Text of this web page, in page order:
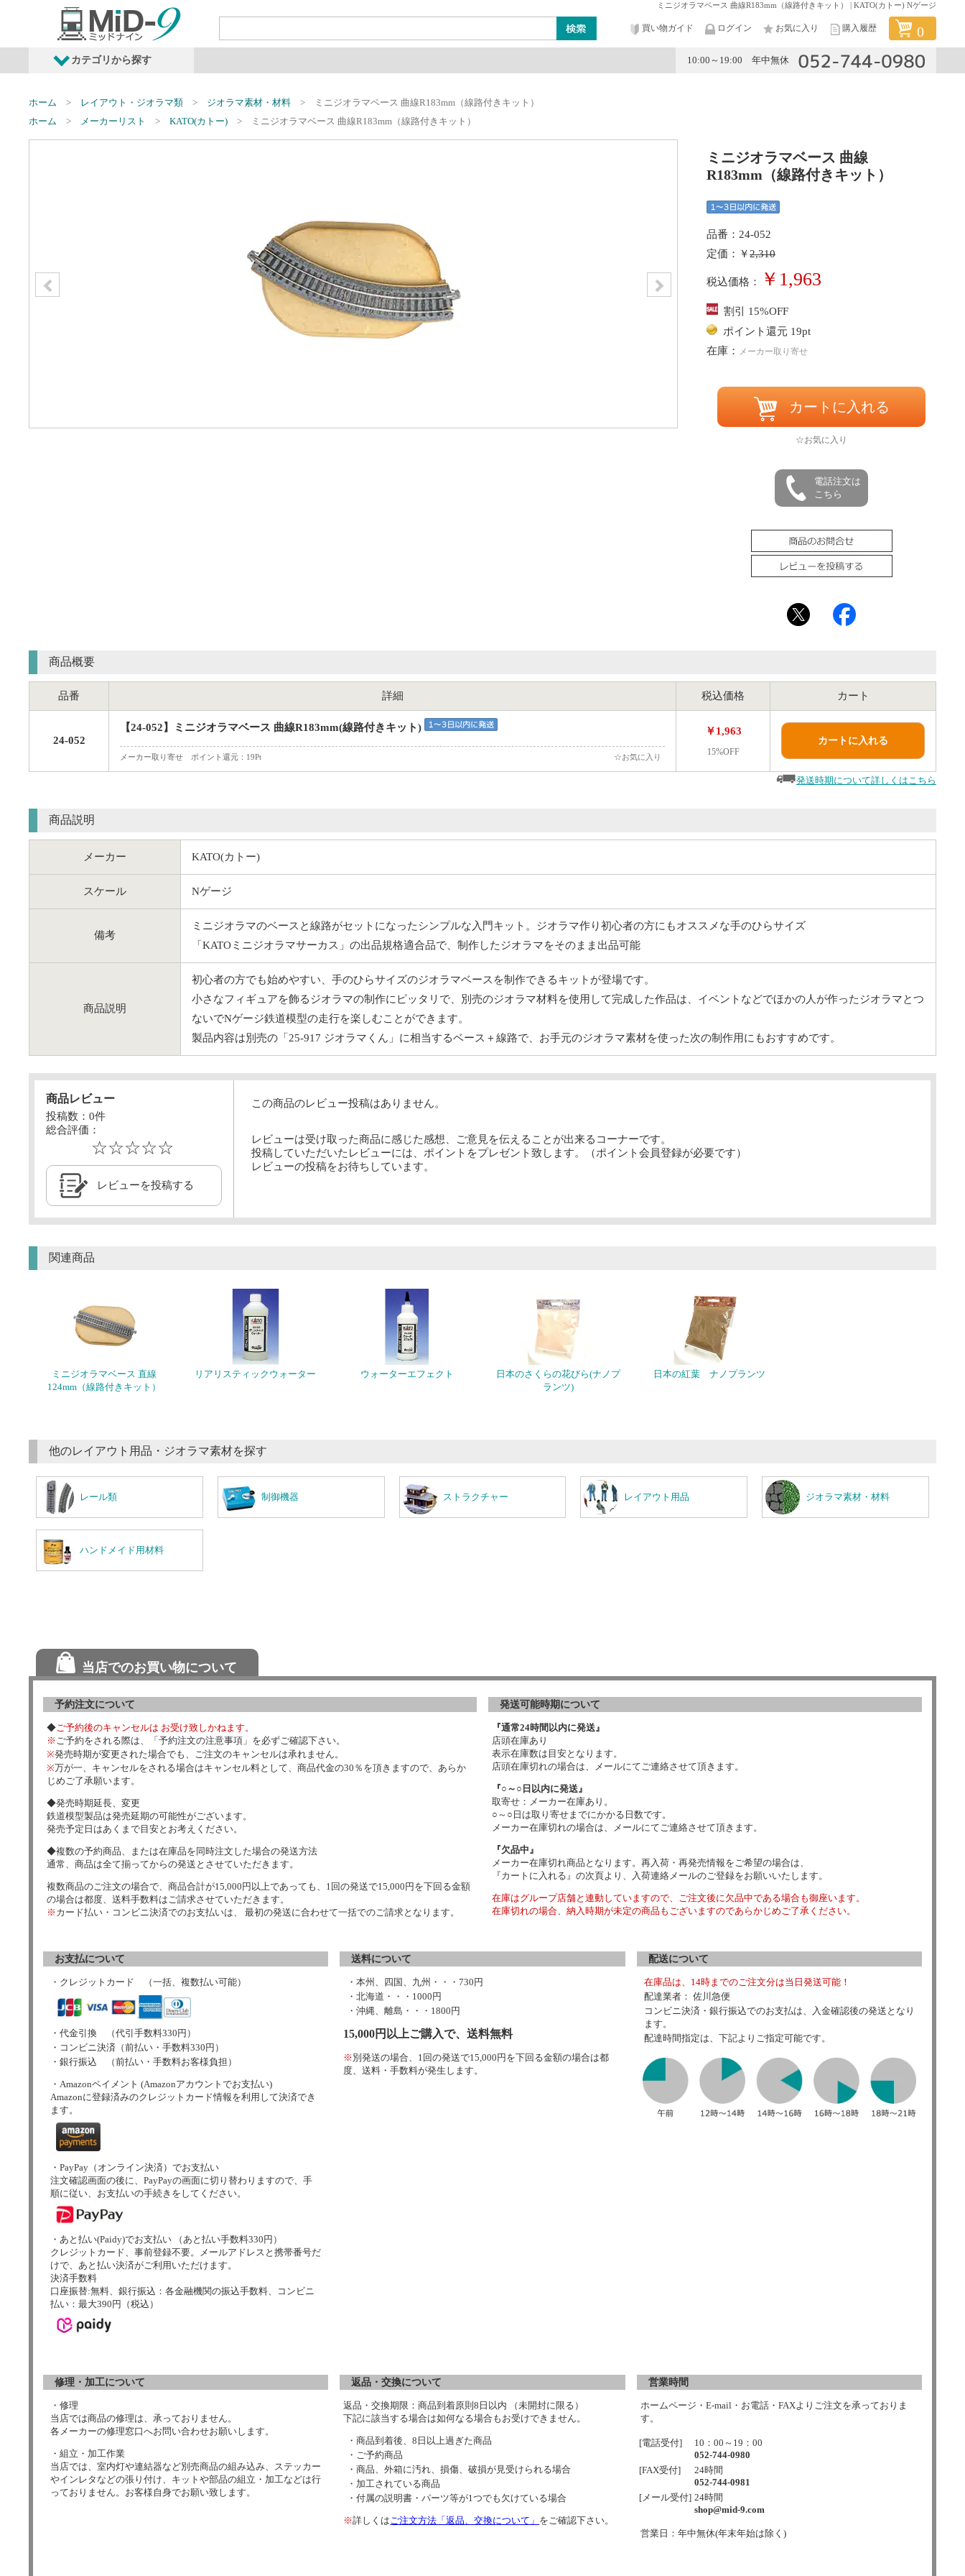
ミニジオラマベース 曲線R183mm（線路付きキット） | KATO(カトー) Nゲージ
買い物ガイド ログイン お気に入り 購入履歴 0
カテゴリから探す 10:00～19:00 年中無休
発売予定商品 鉄道車両・オプション レイアウト・ジオラマ類 工具・塗料・その他
ホーム レイアウト・ジオラマ類 ジオラマ素材・材料
ミニジオラマベース 曲線R183mm（線路付きキット）
ホーム
メーカーリスト KATO(カトー) ミニジオラマベース 曲線R183mm（線路付きキット）
ミニジオラマベース 曲線
R183mm（線路付きキット）
品番：24-052
定価：￥2,310
税込価格： ￥1,963
割引 15%OFF
ポイント還元 19pt
在庫： メーカー取り寄せ
カートに入れる
☆お気に入り
電話注文は
こちら
商品概要
品番 詳細 税込価格 カート
24-052
【24-052】ミニジオラマベース 曲線R183mm(線路付きキット)
メーカー取り寄せ ポイント還元：19Pt ☆お気に入り
￥1,963
15%OFF
カートに入れる
発送時期について詳しくはこちら
商品説明
メーカー KATO(カトー)
スケール Nゲージ
備考
ミニジオラマのベースと線路がセットになったシンプルな入門キット。ジオラマ作り初心者の方にもオススメな手のひらサイズ
「KATOミニジオラマサーカス」の出品規格適合品で、制作したジオラマをそのまま出品可能
商品説明
初心者の方でも始めやすい、手のひらサイズのジオラマベースを制作できるキットが登場です。
小さなフィギュアを飾るジオラマの制作にピッタリで、別売のジオラマ材料を使用して完成した作品は、イベントなどでほかの人が作ったジオラマとつ
ないでNゲージ鉄道模型の走行を楽しむことができます。
製品内容は別売の「25-917 ジオラマくん」に相当するベース＋線路で、お手元のジオラマ素材を使った次の制作用にもおすすめです。
商品レビュー
投稿数： 0件
総合評価：
☆☆☆☆☆
レビューを投稿する
この商品のレビュー投稿はありません。
レビューは受け取った商品に感じた感想、ご意見を伝えることが出来るコーナーです。
投稿していただいたレビューには、ポイントをプレゼント致します。（ポイント会員登録が必要です）
レビューの投稿をお待ちしています。
関連商品
ミニジオラマベース 直線
124mm（線路付きキット）
リアリスティックウォーター ウォーターエフェクト
日本のさくらの花びら(ナノプ
ランツ)
日本の紅葉 ナノプランツ
他のレイアウト用品・ジオラマ素材を探す
レール類 制御機器 ストラクチャー レイアウト用品 ジオラマ素材・材料
ハンドメイド用材料
当店でのお買い物について
予約注文について
◆ご予約後のキャンセルは お受け致しかねます。
※ ご予約をされる際は、「予約注文の注意事項」を必ずご確認下さい。
※発売時期が変更された場合でも、ご注文のキャンセルは承れません。
※万が一、キャンセルをされる場合はキャンセル料として、商品代金の30％を頂きますので、あらか
じめご了承願います。
◆発売時期延長、変更
鉄道模型製品は発売延期の可能性がございます。
発売予定日はあくまで目安とお考えください。
◆複数の予約商品、または在庫品を同時注文した場合の発送方法
通常、商品は全て揃ってからの発送とさせていただきます。
複数商品のご注文の場合で、商品合計が15,000円以上であっても、1回の発送で15,000円を下回る金額
の場合は都度、送料手数料はご請求させていただきます。
※ カード払い・コンビニ決済でのお支払いは、 最初の発送に合わせて一括でのご請求となります。
発送可能時期について
『通常24時間以内に発送』
店頭在庫あり
表示在庫数は目安となります。
店頭在庫切れの場合は、メールにてご連絡させて頂きます。
『○～○日以内に発送』
取寄せ：メーカー在庫あり。
○～○日は取り寄せまでにかかる日数です。
メーカー在庫切れの場合は、メールにてご連絡させて頂きます。
『欠品中』
メーカー在庫切れ商品となります。再入荷・再発売情報をご希望の場合は、
『カートに入れる』の次頁より、入荷連絡メールのご登録をお願いいたします。
在庫はグループ店舗と連動していますので、ご注文後に欠品中である場合も御座います。
在庫切れの場合、納入時期が未定の商品もございますのであらかじめご了承ください。
お支払について
・クレジットカード （一括、複数払い可能）
・代金引換 （代引手数料330円）
・コンビニ決済（前払い・手数料330円）
・銀行振込 （前払い・手数料お客様負担）
・Amazonペイメント (Amazonアカウントでお支払い)
Amazonに登録済みのクレジットカード情報を利用して決済でき
ます。
・PayPay（オンライン決済）でお支払い
注文確認画面の後に、PayPayの画面に切り替わりますので、手
順に従い、お支払いの手続きをしてください。
・あと払い(Paidy)でお支払い （あと払い手数料330円）
クレジットカード、事前登録不要。メールアドレスと携帯番号だ
けで、あと払い決済がご利用いただけます。
決済手数料
口座振替:無料、銀行振込：各金融機関の振込手数料、コンビニ
払い：最大390円（税込）
送料について
・本州、四国、九州・・・730円
・北海道・・・1000円
・沖縄、離島・・・1800円
15,000円以上ご購入で、送料無料
※ 別発送の場合、1回の発送で15,000円を下回る金額の場合は都
度、送料・手数料が発生します。
配送について
在庫品は、14時までのご注文分は当日発送可能！
配達業者： 佐川急便
コンビニ決済・銀行振込でのお支払は、入金確認後の発送となり
ます。
配達時間指定は、下記よりご指定可能です。
修理・加工について
・修理
当店では商品の修理は、承っておりません。
各メーカーの修理窓口へお問い合わせお願いします。
・組立・加工作業
当店では、室内灯や連結器など別売商品の組み込み、ステッカー
やインレタなどの張り付け、キットや部品の組立・加工などは行
っておりません。お客様自身でお願い致します。
返品・交換について
返品・交換期限：商品到着原則8日以内 （未開封に限る）
下記に該当する場合は如何なる場合もお受けできません。
・商品到着後、8日以上過ぎた商品
・ご予約商品
・商品、外箱に汚れ、損傷、破損が見受けられる場合
・加工されている商品
・付属の説明書・パーツ等が1つでも欠けている場合
※詳しくはご注文方法「返品、交換について」 をご確認下さい。
営業時間
ホームページ・E-mail・お電話・FAXよりご注文を承っておりま
す。
[電話受付]
10：00～19：00
052-744-0980
[FAX受付]
24時間
052-744-0981
[メール受付] 24時間
shop@mid-9.com
営業日：年中無休(年末年始は除く)